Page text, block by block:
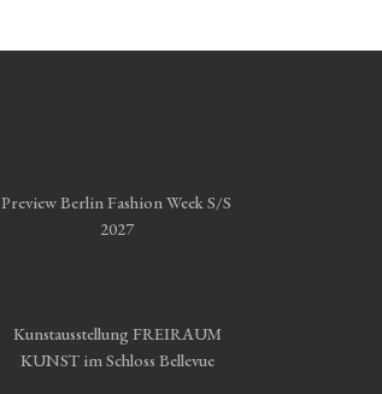
Preview Berlin Fashion Week S/S
2027
Kunstausstellung FREIRAUM
KUNST im Schloss Bellevue